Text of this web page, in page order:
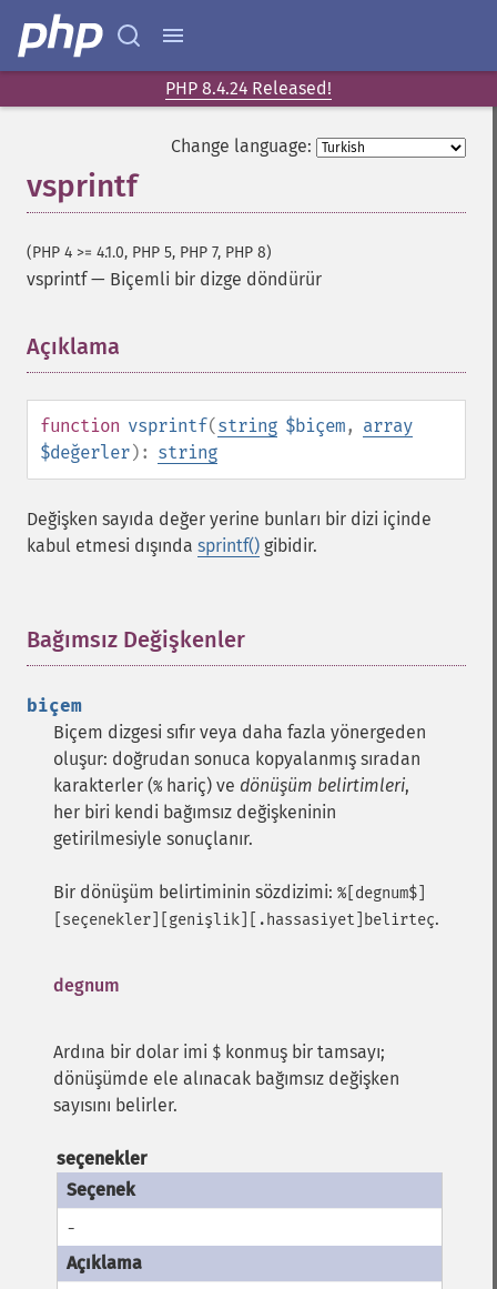
PHP 8.4.24 Released!
Change language:
vsprintf
(PHP 4 >= 4.1.0, PHP 5, PHP 7, PHP 8)
vsprintf— Biçemli bir dizge döndürür
Açıklama
function vsprintf(string $biçem, array
$değerler): string
Değişken sayıda değer yerine bunları bir dizi içinde
kabul etmesi dışında sprintf() gibidir.
Bağımsız Değişkenler
biçem
Biçem dizgesi sıfır veya daha fazla yönergeden
oluşur: doğrudan sonuca kopyalanmış sıradan
karakterler (% hariç) ve dönüşüm belirtimleri,
her biri kendi bağımsız değişkeninin
getirilmesiyle sonuçlanır.
Bir dönüşüm belirtiminin sözdizimi: %[degnum$]
[seçenekler][genişlik][.hassasiyet]belirteç.
degnum
Ardına bir dolar imi $ konmuş bir tamsayı;
dönüşümde ele alınacak bağımsız değişken
sayısını belirler.
seçenekler
-